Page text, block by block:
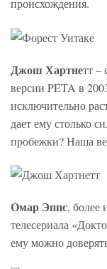
Джош Хартнетт –
версии PETA в
исключительно
дает ему столько
пробежки? Наша
Омар Эппс, более
телесериала
ему можно